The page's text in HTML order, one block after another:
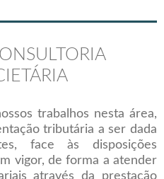
trabalhos nesta área,
tributária a ser dada
face às disposições
vigor, de forma a atender
através da prestação